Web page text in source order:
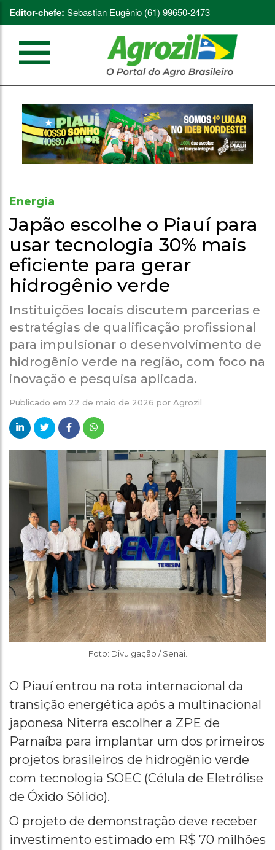
Editor-chefe: Sebastian Eugênio (61) 99650-2473
Energia
Japão escolhe o Piauí para
usar tecnologia 30% mais
eficiente para gerar
hidrogênio verde
Instituições locais discutem parcerias e
estratégias de qualificação profissional
para impulsionar o desenvolvimento de
hidrogênio verde na região, com foco na
inovação e pesquisa aplicada.
Publicado em 22 de maio de 2026 por Agrozil
Foto: Divulgação / Senai.
O Piauí entrou na rota internacional da
transição energética após a multinacional
japonesa Niterra escolher a ZPE de
Parnaíba para implantar um dos primeiros
projetos brasileiros de hidrogênio verde
com tecnologia SOEC (Célula de Eletrólise
de Óxido Sólido).
O projeto de demonstração deve receber
investimento estimado em R$ 70 milhões